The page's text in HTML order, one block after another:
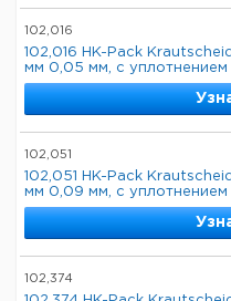
102,016
102,016 HK-Pack
мм 0,05 мм, с уплотнением
102,051
102,051 HK-Pack
мм 0,09 мм, с уплотнением
102,374